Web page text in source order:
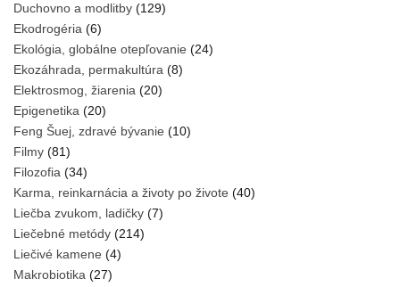
Duchovno a modlitby (129)
Ekodrogéria (6)
Ekológia, globálne otepľovanie (24)
Ekozáhrada, permakultúra (8)
Elektrosmog, žiarenia (20)
Epigenetika (20)
Feng Šuej, zdravé bývanie (10)
Filmy (81)
Filozofia (34)
Karma, reinkarnácia a životy po živote (40)
Liečba zvukom, ladičky (7)
Liečebné metódy (214)
Liečivé kamene (4)
Makrobiotika (27)